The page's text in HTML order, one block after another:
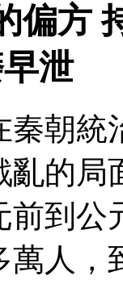
偏方
泄
秦朝統
亂的局
前到公
萬人，